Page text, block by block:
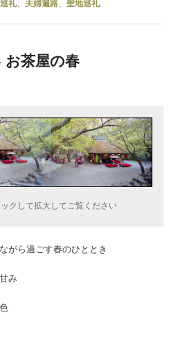
礼、夫婦遍路 、聖地巡礼
お茶屋の春
クして拡大してご覧ください
がら過ごす春のひととき
み